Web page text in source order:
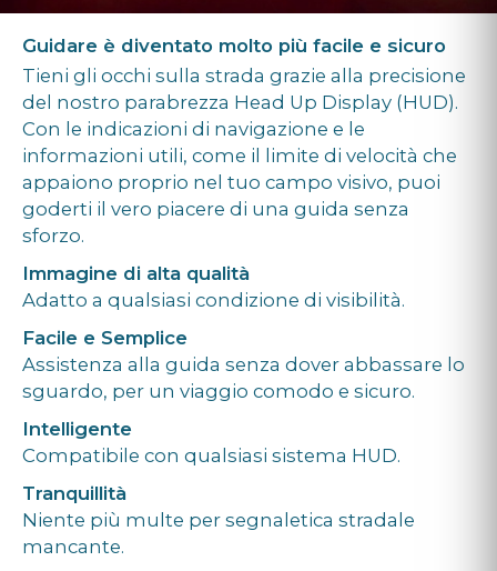
Guidare è diventato molto più facile e sicuro
Tieni gli occhi sulla strada grazie alla precisione
del nostro parabrezza Head Up Display (HUD).
Con le indicazioni di navigazione e le
informazioni utili, come il limite di velocità che
appaiono proprio nel tuo campo visivo, puoi
goderti il vero piacere di una guida senza
sforzo.
Immagine di alta qualità
Adatto a qualsiasi condizione di visibilità.
Facile e Semplice
Assistenza alla guida senza dover abbassare lo
sguardo, per un viaggio comodo e sicuro.
Intelligente
Compatibile con qualsiasi sistema HUD.
Tranquillità
Niente più multe per segnaletica stradale
mancante.